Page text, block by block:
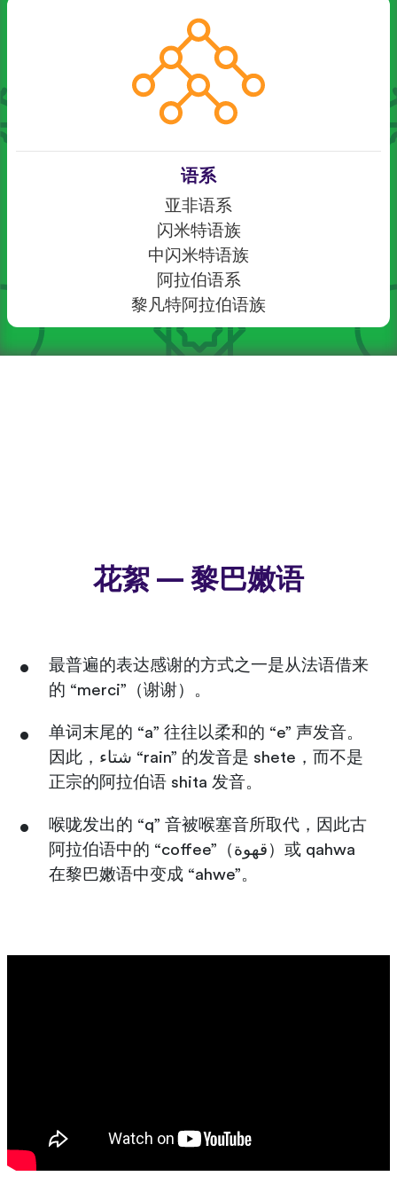
语系
亚非语系
闪米特语族
中闪米特语族
阿拉伯语系
黎凡特阿拉伯语族
花絮 — 黎巴嫩语
最普遍的表达感谢的方式之一是从法语借来
的 “merci”（谢谢）。
单词末尾的 “a” 往往以柔和的 “e” 声发音。
因此，شتاء “rain” 的发音是 shete，而不是
正宗的阿拉伯语 shita 发音。
喉咙发出的 “q” 音被喉塞音所取代，因此古
阿拉伯语中的 “coffee”（قهوة）或 qahwa
在黎巴嫩语中变成 “ahwe”。